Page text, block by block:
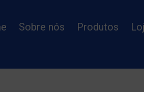
Sobre nós Produtos